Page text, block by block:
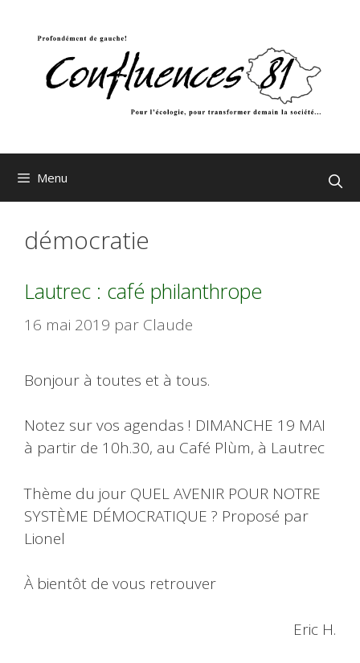
Menu
démocratie
Lautrec : café philanthrope
16 mai 2019 par Claude
Bonjour à toutes et à tous.
Notez sur vos agendas ! DIMANCHE 19 MAI
à partir de 10h.30, au Café Plùm, à Lautrec
Thème du jour QUEL AVENIR POUR NOTRE
SYSTÈME DÉMOCRATIQUE ? Proposé par
Lionel
À bientôt de vous retrouver
Eric H.